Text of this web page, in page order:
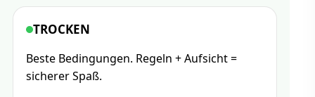
TROCKEN
Beste Bedingungen. Regeln + Aufsicht =
sicherer Spaß.